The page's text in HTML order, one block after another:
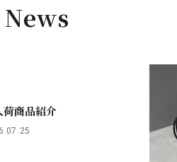
荷商品紹介